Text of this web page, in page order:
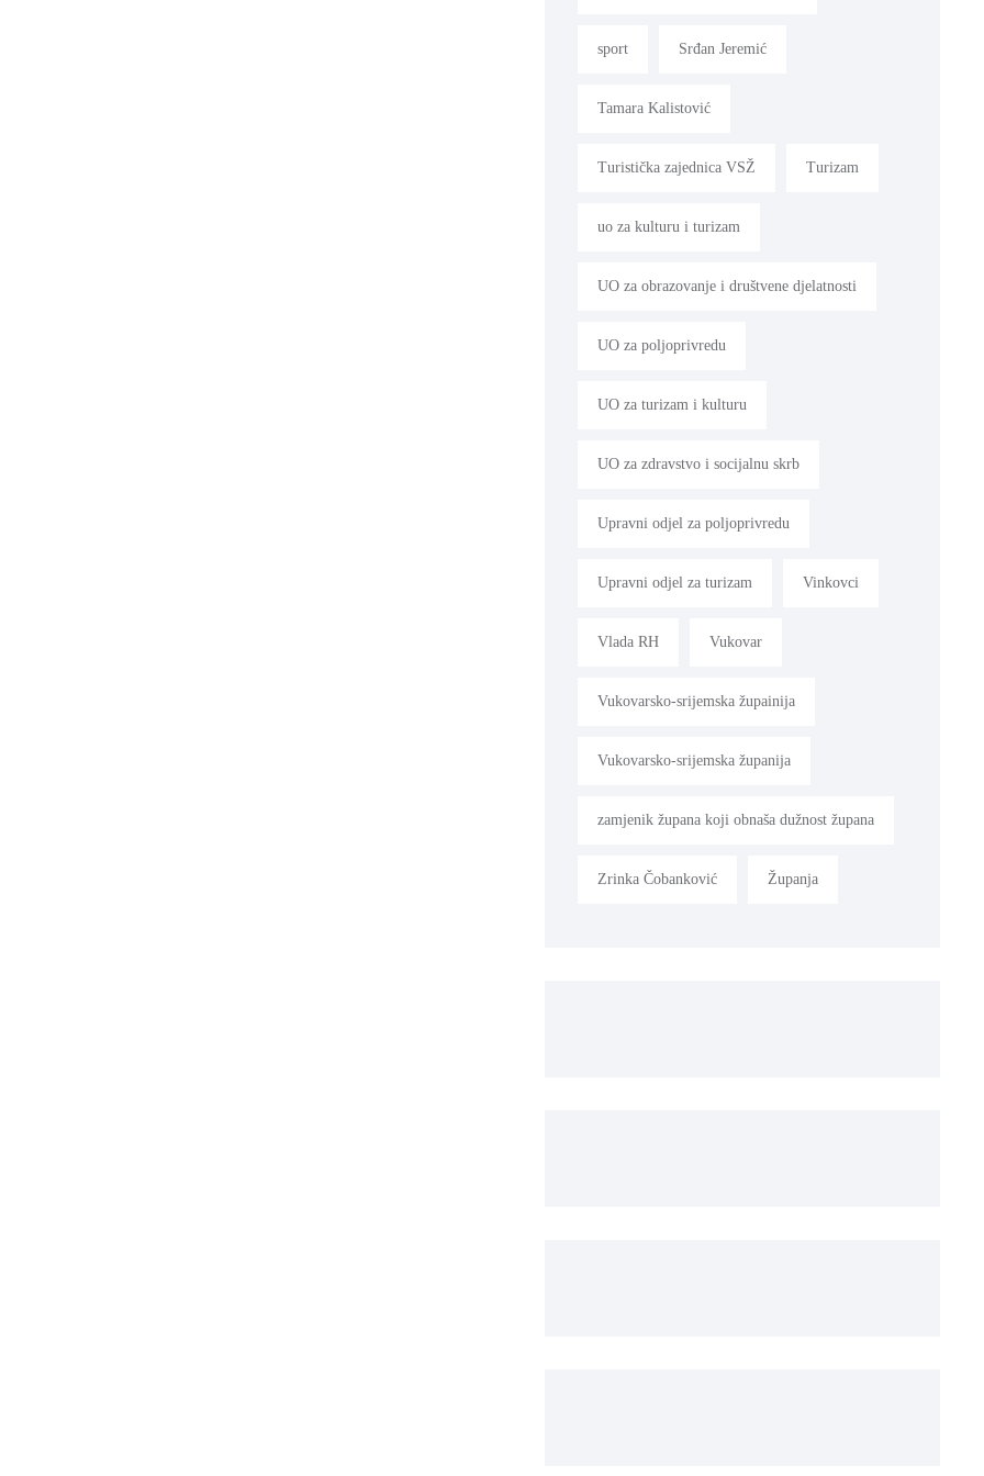
sport Srđan Jeremić
Tamara Kalistović
Turistička zajednica VSŽ Turizam
uo za kulturu i turizam
UO za obrazovanje i društvene djelatnosti
UO za poljoprivredu
UO za turizam i kulturu
UO za zdravstvo i socijalnu skrb
Upravni odjel za poljoprivredu
Upravni odjel za turizam Vinkovci
Vlada RH Vukovar
Vukovarsko-srijemska župainija
Vukovarsko-srijemska županija
zamjenik župana koji obnaša dužnost župana
Zrinka Čobanković Županja